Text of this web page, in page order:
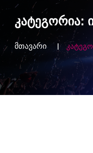
კატეგორია:
მთავარი